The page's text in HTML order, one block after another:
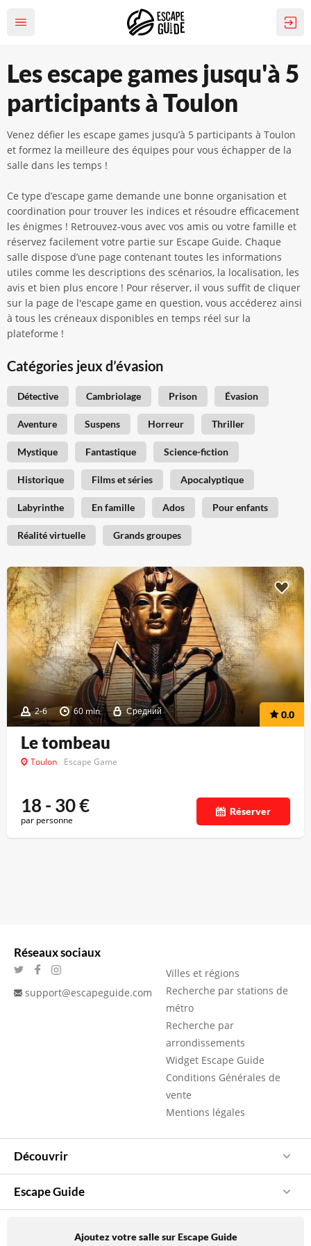
Les escape games jusqu'à 5
participants à Toulon
Venez défier les escape games jusqu’à 5 participants à Toulon
et formez la meilleure des équipes pour vous échapper de la
salle dans les temps !
Ce type d’escape game demande une bonne organisation et
coordination pour trouver les indices et résoudre efficacement
les énigmes ! Retrouvez-vous avec vos amis ou votre famille et
réservez facilement votre partie sur Escape Guide. Chaque
salle dispose d’une page contenant toutes les informations
utiles comme les descriptions des scénarios, la localisation, les
avis et bien plus encore ! Pour réserver, il vous suffit de cliquer
sur la page de l'escape game en question, vous accéderez ainsi
à tous les créneaux disponibles en temps réel sur la
plateforme !
Catégories jeux d’évasion
Détective Cambriolage Prison Évasion
Aventure Suspens Horreur Thriller
Mystique Fantastique Science-fiction
Historique Films et séries Apocalyptique
Labyrinthe En famille Ados Pour enfants
Réalité virtuelle Grands groupes
2-6 60 min Средний 0.0
Le tombeau
Toulon Escape Game
18 - 30€
par personne
Réserver
Réseaux sociaux
support@escapeguide.com
Villes et régions
Recherche par stations de
métro
Recherche par
arrondissements
Widget Escape Guide
Conditions Générales de
vente
Mentions légales
Découvrir
Escape Guide
Ajoutez votre salle sur Escape Guide